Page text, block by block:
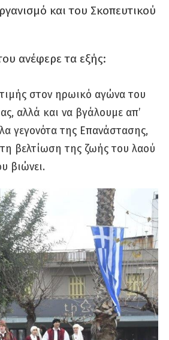
και του Σκοπευτικού
ανέφερε τα εξής:
στον ηρωικό αγώνα του
αλλά και να βγάλουμε απ’
γεγονότα της Επανάστασης,
βελτίωση της ζωής του λαού
βιώνει.